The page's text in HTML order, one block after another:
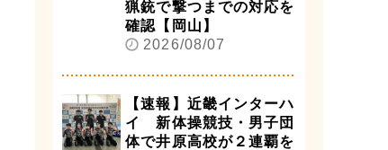
猟銃で撃つまでの対応を
確認【岡山】
2026/08/07
【速報】近畿インターハ
イ 新体操競技・男子団
体で井原高校が２連覇を